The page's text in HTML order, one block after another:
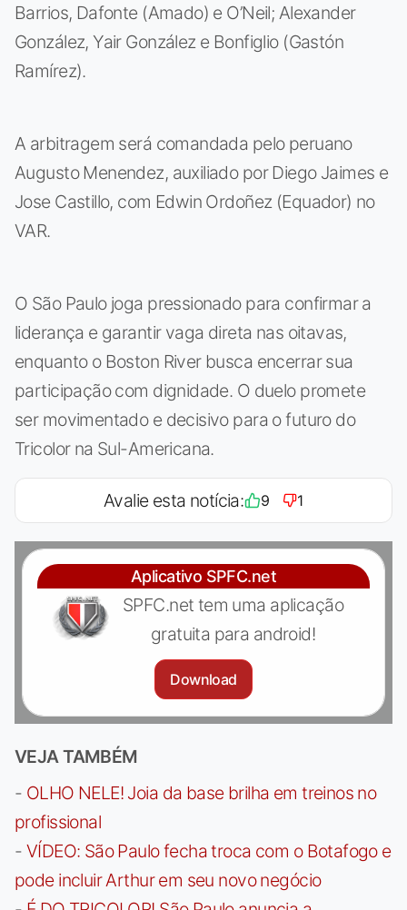
Barrios, Dafonte (Amado) e O’Neil; Alexander
González, Yair González e Bonfiglio (Gastón
Ramírez).
A arbitragem será comandada pelo peruano
Augusto Menendez, auxiliado por Diego Jaimes e
Jose Castillo, com Edwin Ordoñez (Equador) no
VAR.
O São Paulo joga pressionado para confirmar a
liderança e garantir vaga direta nas oitavas,
enquanto o Boston River busca encerrar sua
participação com dignidade. O duelo promete
ser movimentado e decisivo para o futuro do
Tricolor na Sul-Americana.
Avalie esta notícia: 9 1
Aplicativo SPFC.net
SPFC.net tem uma aplicação
gratuita para android!
Download
VEJA TAMBÉM
- OLHO NELE! Joia da base brilha em treinos no
profissional
- VÍDEO: São Paulo fecha troca com o Botafogo e
pode incluir Arthur em seu novo negócio